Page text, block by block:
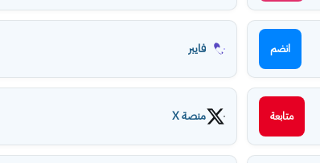
انضم فايبر
متابعة منصة X